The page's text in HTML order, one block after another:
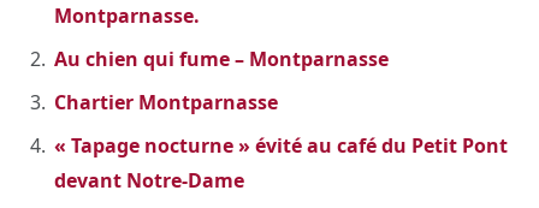
Montparnasse.
Au chien qui fume – Montparnasse
Chartier Montparnasse
« Tapage nocturne » évité au café du Petit Pont
devant Notre-Dame